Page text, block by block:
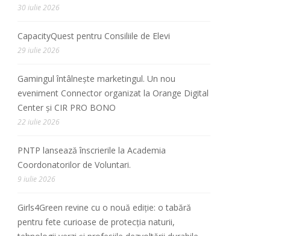
30 iulie 2026
CapacityQuest pentru Consiliile de Elevi
29 iulie 2026
Gamingul întâlnește marketingul. Un nou
eveniment Connector organizat la Orange Digital
Center și CIR PRO BONO
22 iulie 2026
PNTP lansează înscrierile la Academia
Coordonatorilor de Voluntari.
9 iulie 2026
Girls4Green revine cu o nouă ediție: o tabără
pentru fete curioase de protecția naturii,